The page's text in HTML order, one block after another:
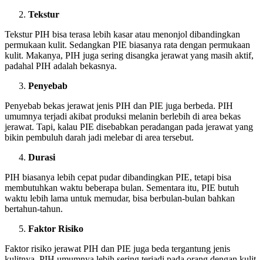
Tekstur
Tekstur PIH bisa terasa lebih kasar atau menonjol dibandingkan
permukaan kulit. Sedangkan PIE biasanya rata dengan permukaan
kulit. Makanya, PIH juga sering disangka jerawat yang masih aktif,
padahal PIH adalah bekasnya.
Penyebab
Penyebab bekas jerawat jenis PIH dan PIE juga berbeda. PIH
umumnya terjadi akibat produksi melanin berlebih di area bekas
jerawat. Tapi, kalau PIE disebabkan peradangan pada jerawat yang
bikin pembuluh darah jadi melebar di area tersebut.
Durasi
PIH biasanya lebih cepat pudar dibandingkan PIE, tetapi bisa
membutuhkan waktu beberapa bulan. Sementara itu, PIE butuh
waktu lebih lama untuk memudar, bisa berbulan-bulan bahkan
bertahun-tahun.
Faktor Risiko
Faktor risiko jerawat PIH dan PIE juga beda tergantung jenis